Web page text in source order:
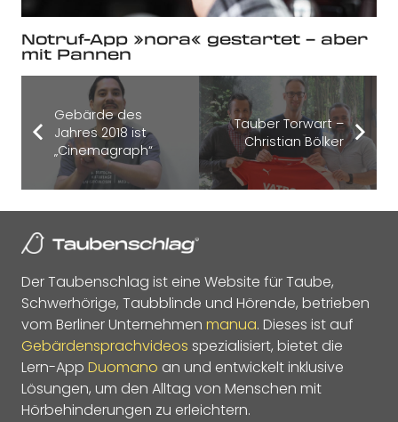
Notruf-App »nora« gestartet – aber
mit Pannen
Gebärde des
Jahres 2018 ist
„Cinemagraph“
Tauber Torwart –
Christian Bölker
Der Taubenschlag ist eine Website für Taube,
Schwerhörige, Taubblinde und Hörende, betrieben
vom Berliner Unternehmen manua. Dieses ist auf
Gebärdensprachvideos spezialisiert, bietet die
Lern-App Duomano an und entwickelt inklusive
Lösungen, um den Alltag von Menschen mit
Hörbehinderungen zu erleichtern.